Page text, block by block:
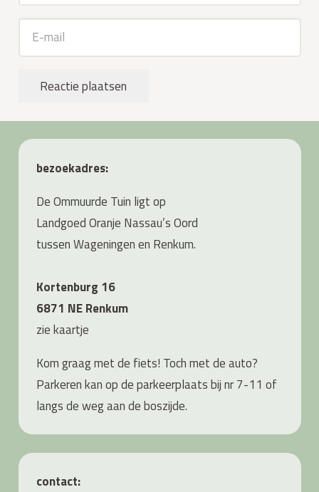
Reactie plaatsen
bezoekadres:
De Ommuurde Tuin ligt op
Landgoed Oranje Nassau’s Oord
tussen Wageningen en Renkum.
Kortenburg 16
6871 NE Renkum
ziekaartje
Kom graag met de fiets! Toch met de auto?
Parkeren kan op de parkeerplaats bij nr 7-11 of
langs de weg aan de boszijde.
contact: